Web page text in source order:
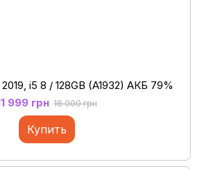
2019, i5 8 / 128GB (A1932) АКБ 79%
999 грн 16 000 грн
Купить